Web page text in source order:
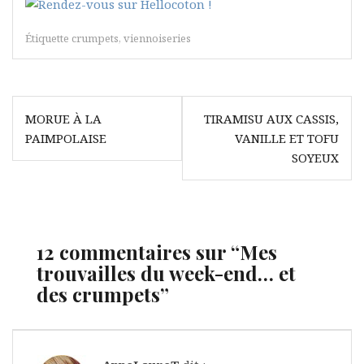
Étiquette crumpets, viennoiseries
Navigation
de
l’article
MORUE À LA
PAIMPOLAISE
TIRAMISU AUX CASSIS,
VANILLE ET TOFU
SOYEUX
12 commentaires sur “Mes
trouvailles du week-end… et
des crumpets”